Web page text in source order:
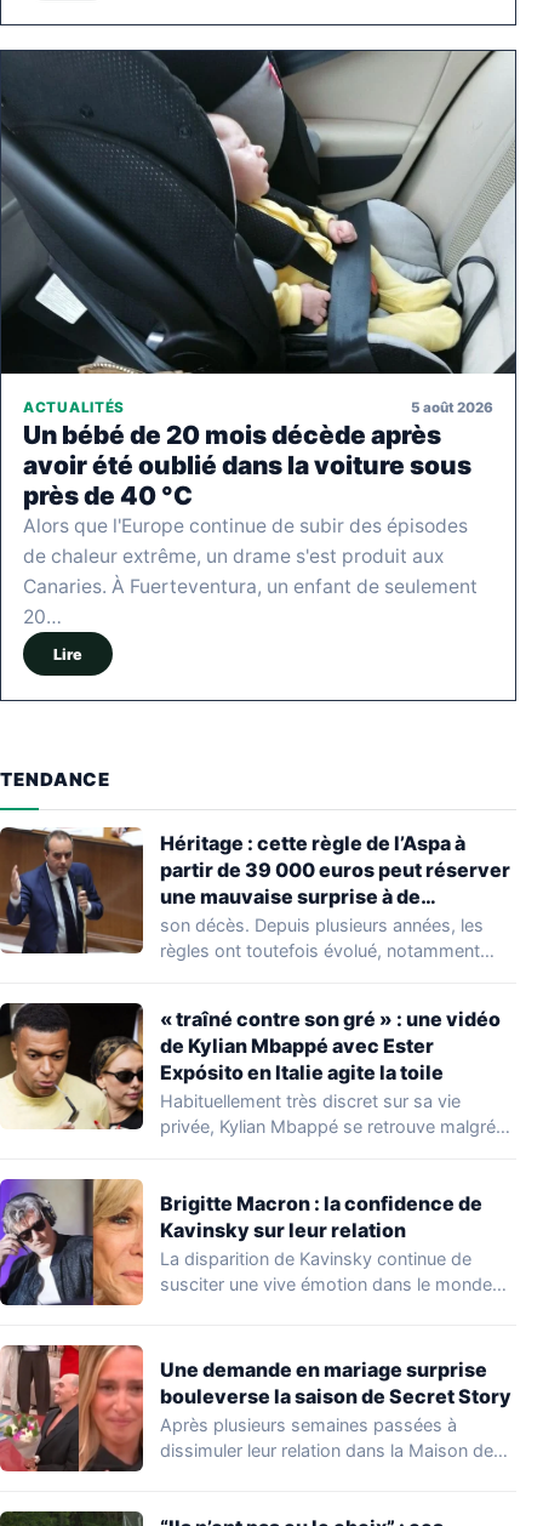
ACTUALITÉS 5 août 2026
Un bébé de 20 mois décède après
avoir été oublié dans la voiture sous
près de 40 °C
Alors que l'Europe continue de subir des épisodes
de chaleur extrême, un drame s'est produit aux
Canaries. À Fuerteventura, un enfant de seulement
20…
Lire
TENDANCE
Héritage : cette règle de l’Aspa à
partir de 39 000 euros peut réserver
une mauvaise surprise à de
nombreuses familles
son décès. Depuis plusieurs années, les
règles ont toutefois évolué, notamment
« traîné contre son gré » : une vidéo
de Kylian Mbappé avec Ester
Expósito en Italie agite la toile
Habituellement très discret sur sa vie
privée, Kylian Mbappé se retrouve malgré
Brigitte Macron : la confidence de
Kavinsky sur leur relation
La disparition de Kavinsky continue de
susciter une vive émotion dans le monde
Une demande en mariage surprise
bouleverse la saison de Secret Story
Après plusieurs semaines passées à
dissimuler leur relation dans la Maison des